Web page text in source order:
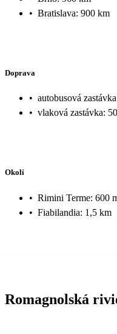
• Bratislava: 900 km
Doprava
• autobusová
• vlaková zastávka:
Okolí
• Rimini Terme: 600
• Fiabilandia: 1,5 km
Romagnolská